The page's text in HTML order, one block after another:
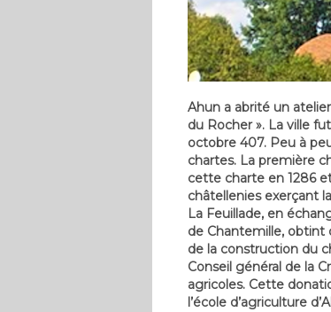
Ahun a abrité un
du Rocher ». La ville
octobre 407. Peu à
chartes. La première
cette charte en 1286
châtellenies exerçant
La Feuillade, en
de Chantemille, obtint
de la construction du
Conseil général de la
agricoles. Cette
l’école d’agriculture